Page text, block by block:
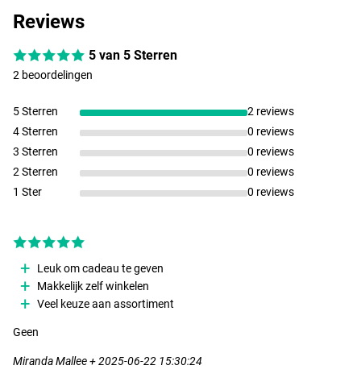
Reviews
5 van 5 Sterren
2 beoordelingen
5 Sterren
2 reviews
4 Sterren
0 reviews
3 Sterren
0 reviews
2 Sterren
0 reviews
1 Ster
0 reviews
Leuk om cadeau te geven
Makkelijk zelf winkelen
Veel keuze aan assortiment
Geen
Miranda Mallee + 2025-06-22 15:30:24